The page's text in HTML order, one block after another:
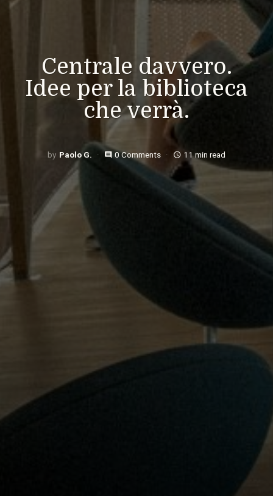
Centrale davvero.
Idee per la biblioteca
che verrà.
Paolo G. comment 0 Comments access_time 11 min read